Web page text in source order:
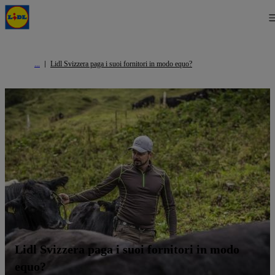
Lidl Svizzera paga i suoi fornitori in modo equo?
Lidl Svizzera paga i suoi fornitori in modo
equo?